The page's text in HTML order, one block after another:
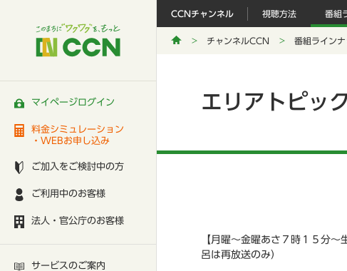
マイページログイン
料金シミュレーション
・WEBお申し込み
ご加入をご検討中の方
ご利用中のお客様
法人・官公庁のお客様
サービスのご案内
CCNチャンネル 視聴方法 番組
チャンネルCCN 番組ラインナ
エリアトピッ
【月曜～金曜あさ７時１５分
呂は再放送のみ）